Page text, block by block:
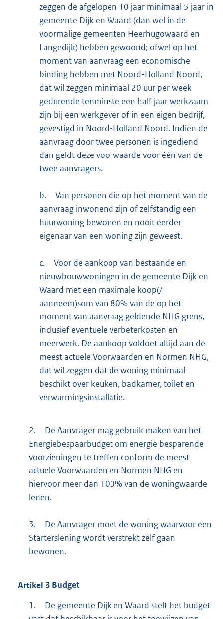
zeggen de afgelopen 10 jaar minimaal 5 jaar in
gemeente Dijk en Waard (dan wel in de
voormalige gemeenten Heerhugowaard en
Langedijk) hebben gewoond; ofwel op het
moment van aanvraag een economische
binding hebben met Noord-Holland Noord,
dat wil zeggen minimaal 20 uur per week
gedurende tenminste een half jaar werkzaam
zijn bij een werkgever of in een eigen bedrijf,
gevestigd in Noord-Holland Noord. Indien de
aanvraag door twee personen is ingediend
dan geldt deze voorwaarde voor één van de
twee aanvragers.
b.
Van personen die op het moment van de
aanvraag inwonend zijn of zelfstandig een
huurwoning bewonen en nooit eerder
eigenaar van een woning zijn geweest.
c.
Voor de aankoop van bestaande en
nieuwbouwwoningen in de gemeente Dijk en
Waard met een maximale koop(/-
aanneem)som van 80% van de op het
moment van aanvraag geldende NHG grens,
inclusief eventuele verbeterkosten en
meerwerk. De aankoop voldoet altijd aan de
meest actuele Voorwaarden en Normen NHG,
dat wil zeggen dat de woning minimaal
beschikt over keuken, badkamer, toilet en
verwarmingsinstallatie.
2.
De Aanvrager mag gebruik maken van het
Energiebespaarbudget om energie besparende
voorzieningen te treffen conform de meest
actuele Voorwaarden en Normen NHG en
hiervoor meer dan 100% van de woningwaarde
lenen.
3.
De Aanvrager moet de woning waarvoor een
Starterslening wordt verstrekt zelf gaan
bewonen.
Artikel 3 Budget
1.
De gemeente Dijk en Waard stelt het budget